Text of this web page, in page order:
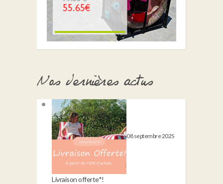
Nos dernières actus
08 septembre 2025
Livraison offerte*!